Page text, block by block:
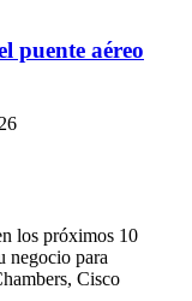
puente aéreo
los próximos 10
negocio para
Cisco